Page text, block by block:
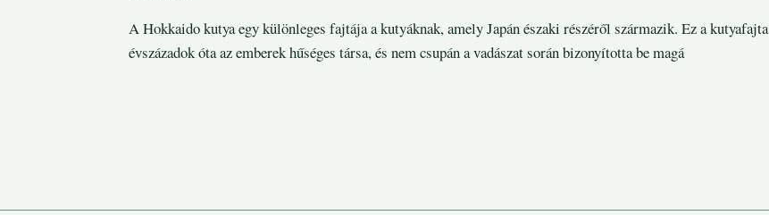
A Hokkaido kutya egy különleges fajtája a kutyáknak, amely Japán északi részéről származik. Ez a kutyafajta
évszázadok óta az emberek hűséges társa, és nem csupán a vadászat során bizonyította be magá